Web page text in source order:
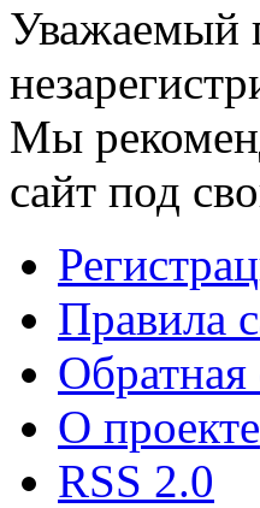
Уважаемый
Мы
сайт под
Правила
Обратная
О проекте
RSS 2.0